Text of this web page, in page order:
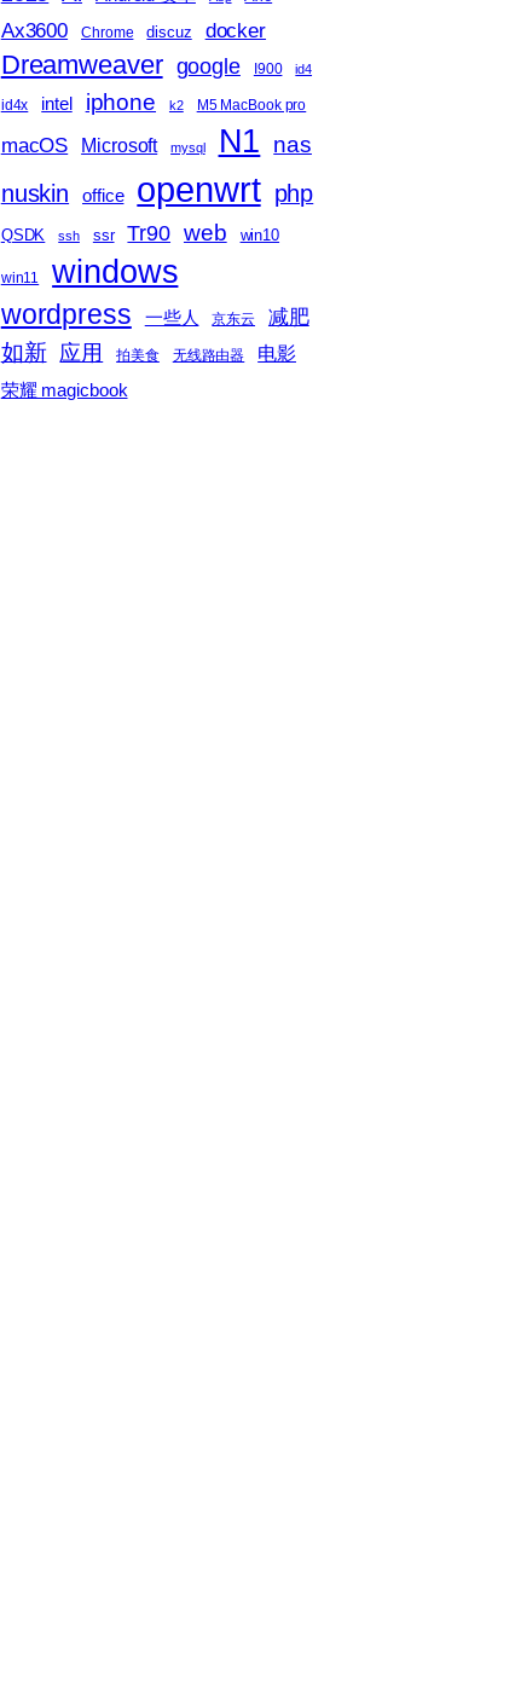
Ax3600 Chrome discuz docker
Dreamweaver google I900 id4
id4x intel iphone k2 M5 MacBook pro
macOS Microsoft mysql N1 nas
nuskin
office openwrt php
QSDK ssh ssr Tr90 web win10
win11 windows
wordpress 一些人 京东云 减肥
如新 应用 拍美食 无线路由器 电影
荣耀 magicbook